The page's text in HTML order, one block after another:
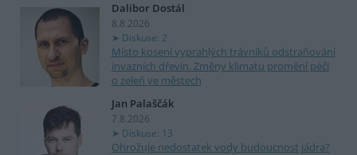
Dalibor Dostál
8.8.2026
Diskuse: 2
Místo kosení vyprahlých trávníků odstraňování
invazních dřevin. Změny klimatu promění péči
o zeleň ve městech
Jan Palaščák
7.8.2026
Diskuse: 13
Ohrožuje nedostatek vody budoucnost jádra?